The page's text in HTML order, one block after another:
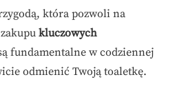
która pozwoli na
kluczowych
fundamentalne w codziennej
odmienić Twoją toaletkę.